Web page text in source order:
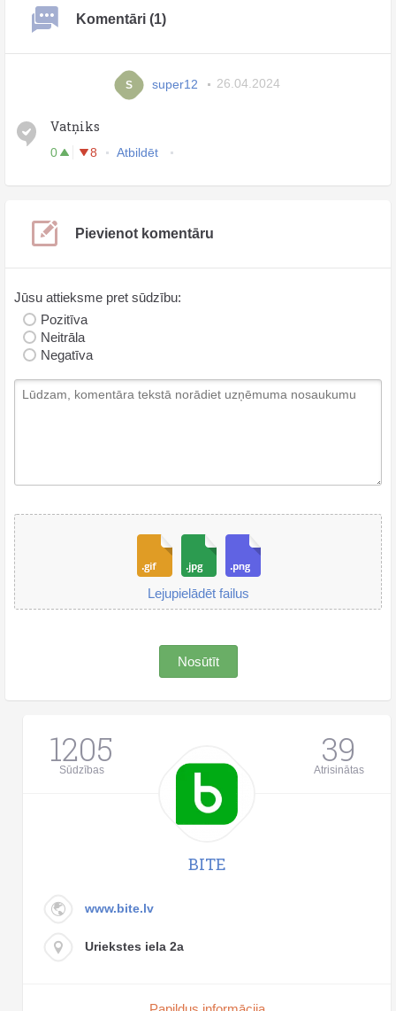
Komentāri (1)
S super12 26.04.2024
Vatņiks
0 8 Atbildēt
Pievienot komentāru
Jūsu attieksme pret sūdzību:
Pozitīva
Neitrāla
Negatīva
Lejupielādēt failus
Nosūtīt
1205
Sūdzības 39
Atrisinātas
BITE
www.bite.lv
Uriekstes iela 2a